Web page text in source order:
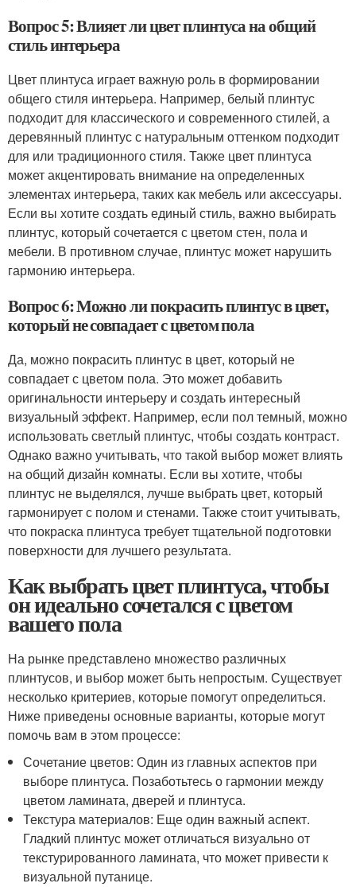
Вопрос 5: Влияет ли цвет плинтуса на общий
стиль интерьера
Цвет плинтуса играет важную роль в формировании
общего стиля интерьера. Например, белый плинтус
подходит для классического и современного стилей, а
деревянный плинтус с натуральным оттенком подходит
для или традиционного стиля. Также цвет плинтуса
может акцентировать внимание на определенных
элементах интерьера, таких как мебель или аксессуары.
Если вы хотите создать единый стиль, важно выбирать
плинтус, который сочетается с цветом стен, пола и
мебели. В противном случае, плинтус может нарушить
гармонию интерьера.
Вопрос 6: Можно ли покрасить плинтус в цвет,
который не совпадает с цветом пола
Да, можно покрасить плинтус в цвет, который не
совпадает с цветом пола. Это может добавить
оригинальности интерьеру и создать интересный
визуальный эффект. Например, если пол темный, можно
использовать светлый плинтус, чтобы создать контраст.
Однако важно учитывать, что такой выбор может влиять
на общий дизайн комнаты. Если вы хотите, чтобы
плинтус не выделялся, лучше выбрать цвет, который
гармонирует с полом и стенами. Также стоит учитывать,
что покраска плинтуса требует тщательной подготовки
поверхности для лучшего результата.
Как выбрать цвет плинтуса, чтобы
он идеально сочетался с цветом
вашего пола
На рынке представлено множество различных
плинтусов, и выбор может быть непростым. Существует
несколько критериев, которые помогут определиться.
Ниже приведены основные варианты, которые могут
помочь вам в этом процессе:
Сочетание цветов: Один из главных аспектов при
выборе плинтуса. Позаботьтесь о гармонии между
цветом ламината, дверей и плинтуса.
Текстура материалов: Еще один важный аспект.
Гладкий плинтус может отличаться визуально от
текстурированного ламината, что может привести к
визуальной путанице.